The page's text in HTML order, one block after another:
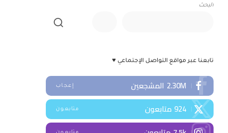
البحث
تابعنا عبر مواقع التواصل الإجتماعي ♥
2.30M المشجعين إعجاب
924 متابعون متابعون